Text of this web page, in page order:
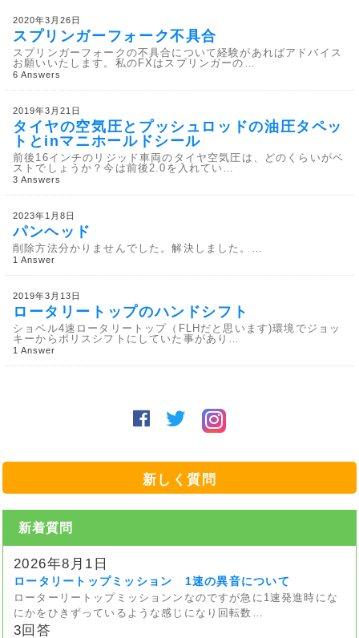
2020年3月26日
スプリンガーフォーク不具合
スプリンガーフォークの不具合について経験があればアドバイス
お願いいたします。私のFXはスプリンガーの…
6 Answers
2019年3月21日
タイヤの空気圧とプッシュロッドの油圧タペッ
トとinマニホールドシール
前後16インチのリジッド車両のタイヤ空気圧は、どのくらいがベ
ストでしょうか？今は前後2.0を入れてい…
3 Answers
2023年1月8日
パンヘッド
削除方法分かりませんでした。解決しました。…
1 Answer
2019年3月13日
ロータリートップのハンドシフト
ショベル4速ロータリートップ（FLHだと思います)環境でジョッ
キーからポリスシフトにしていた事があり…
1 Answer
新しく質問
新着質問
2026年8月1日
ロータリートップミッション 1速の異音について
ローターリートップミッションンなのですが急に1速発進時にな
にかをひきずっているような感じになり回転数…
3回答